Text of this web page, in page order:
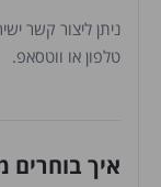
ניתן ליצור קשר
טלפון או ווטסאפ.
איך בוחרים